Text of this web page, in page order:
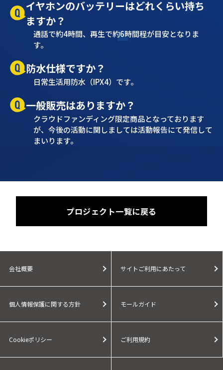
イヤホンのバッテリーはどれくらい持ち
ますか？
通話で約4時間、再生で約6時間程が目安となりま
す。
防水仕様ですか？
日常生活用防水（IPX4）です。
一般販売はありますか？
クラウドファンディング限定商品となっております
が、今後の活動に関しましては活動報告にて発信して
まいります。
プロジェクト一覧に戻る
会社概要 サイトご利用にあたって
個人情報保護に関する方針 モールガイド
Cookieポリシー ご利用規約